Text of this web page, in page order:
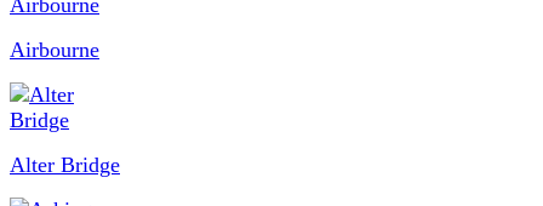
Airbourne
Alter Bridge